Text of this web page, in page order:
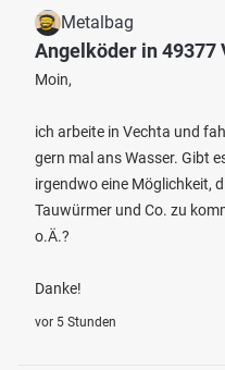
Metalbag
Angelköder in 49377
Moin,
ich arbeite in Vechta und
gern mal ans Wasser. Gibt
irgendwo eine Möglichkeit,
Tauwürmer und Co. zu
o.Ä.?
Danke!
vor 5 Stunden